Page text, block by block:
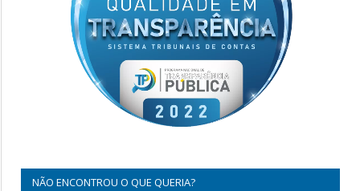
NÃO ENCONTROU O QUE QUERIA?